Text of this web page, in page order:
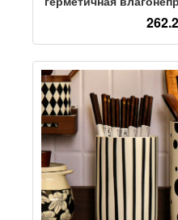
приправ, стеллаж